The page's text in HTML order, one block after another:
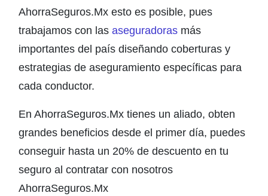
AhorraSeguros.Mx esto es posible, pues
trabajamos con las aseguradoras más
importantes del país diseñando coberturas y
estrategias de aseguramiento específicas para
cada conductor.
En AhorraSeguros.Mx tienes un aliado, obten
grandes beneficios desde el primer día, puedes
conseguir hasta un 20% de descuento en tu
seguro al contratar con nosotros
AhorraSeguros.Mx